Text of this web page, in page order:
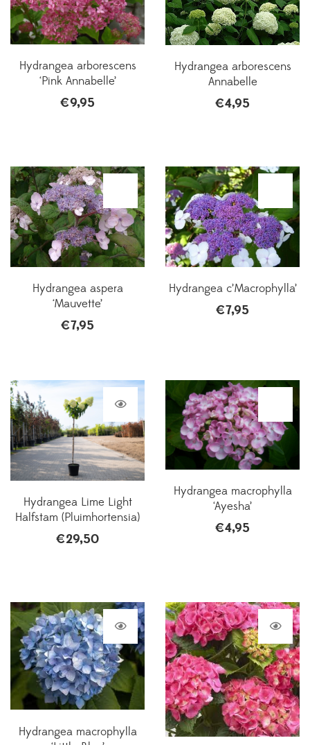
Hydrangea arborescens
‘Pink Annabelle’
€9,95
Hydrangea arborescens
Annabelle
€4,95
Hydrangea aspera
‘Mauvette’
€7,95
Hydrangea c’Macrophylla’
€7,95
Hydrangea Lime Light
Halfstam (Pluimhortensia)
€29,50
Hydrangea macrophylla
‘Ayesha’
€4,95
Hydrangea macrophylla